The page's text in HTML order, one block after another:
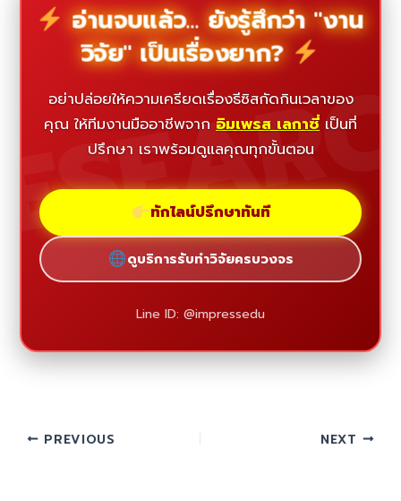
อ่านจบแล้ว... ยังรู้สึกว่า "งาน
วิจัย" เป็นเรื่องยาก?
อย่าปล่อยให้ความเครียดเรื่องธีซิสกัดกินเวลาของ
คุณ ให้ทีมงานมืออาชีพจาก อิมเพรส เลกาซี่ เป็นที่
ปรึกษา เราพร้อมดูแลคุณทุกขั้นตอน
ทักไลน์ปรึกษาทันที
ดูบริการรับทำวิจัยครบวงจร
Line ID: @impressedu
PREVIOUS NEXT